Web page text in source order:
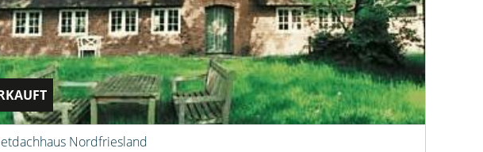
Nordfriesland